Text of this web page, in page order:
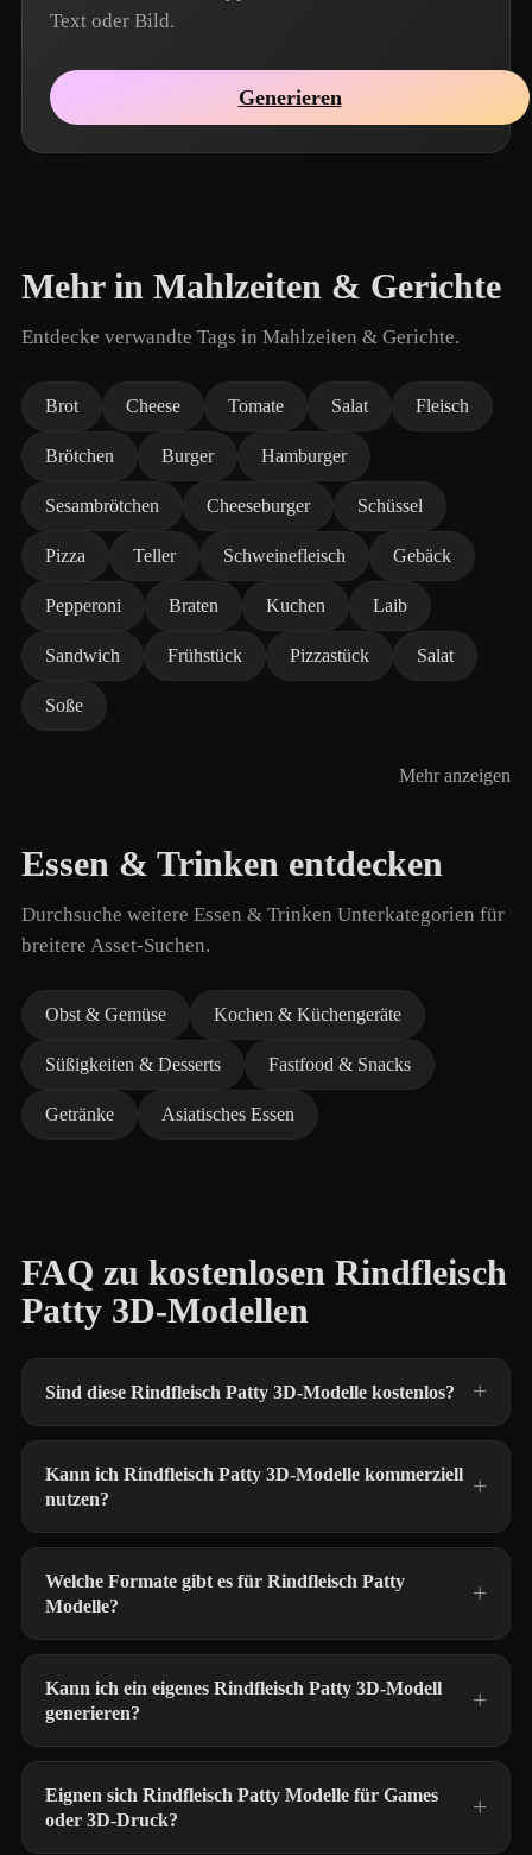
Text oder Bild.
Generieren
Mehr in Mahlzeiten & Gerichte
Entdecke verwandte Tags in Mahlzeiten & Gerichte.
Brot Cheese Tomate Salat Fleisch
Brötchen Burger Hamburger
Sesambrötchen Cheeseburger Schüssel
Pizza Teller Schweinefleisch Gebäck
Pepperoni Braten Kuchen Laib
Sandwich Frühstück Pizzastück Salat
Soße
Mehr anzeigen
Essen & Trinken entdecken
Durchsuche weitere Essen & Trinken Unterkategorien für
breitere Asset-Suchen.
Obst & Gemüse Kochen & Küchengeräte
Süßigkeiten & Desserts Fastfood & Snacks
Getränke Asiatisches Essen
FAQ zu kostenlosen Rindfleisch
Patty 3D-Modellen
Sind diese Rindfleisch Patty 3D-Modelle kostenlos?
Kann ich Rindfleisch Patty 3D-Modelle kommerziell
nutzen?
Welche Formate gibt es für Rindfleisch Patty
Modelle?
Kann ich ein eigenes Rindfleisch Patty 3D-Modell
generieren?
Eignen sich Rindfleisch Patty Modelle für Games
oder 3D-Druck?